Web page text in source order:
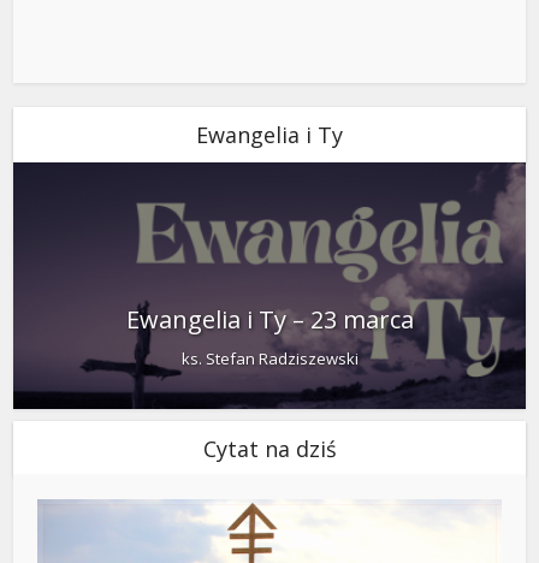
Ewangelia i Ty
Ewangelia i Ty – 23 marca
ks. Stefan Radziszewski
Cytat na dziś